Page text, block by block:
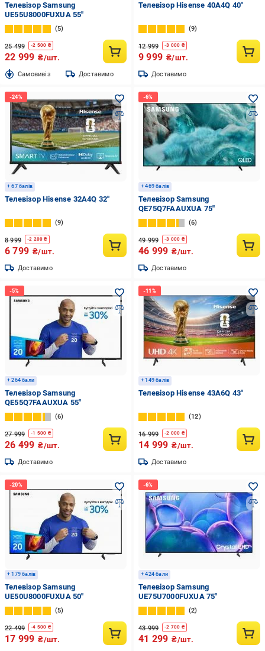
Телевізор Samsung
UE55U8000FUXUA 55″
5
25 499 -2 500 ₴
22 999 ₴/шт.
Cамовивіз Доставимо
Телевізор Hisense 40A4Q 40″
9
12 999 -3 000 ₴
9 999 ₴/шт.
Доставимо
+ 67 балів
Телевізор Hisense 32A4Q 32″
9
8 999 -2 200 ₴
6 799 ₴/шт.
Доставимо
+ 469 балів
Телевізор Samsung
QE75Q7FAAUXUA 75″
6
49 999 -3 000 ₴
46 999 ₴/шт.
Доставимо
+ 264 бали
Телевізор Samsung
QE55Q7FAAUXUA 55″
6
27 999 -1 500 ₴
26 499 ₴/шт.
Доставимо
+ 149 балів
Телевізор Hisense 43A6Q 43″
12
16 999 -2 000 ₴
14 999 ₴/шт.
Доставимо
+ 179 балів
Телевізор Samsung
UE50U8000FUXUA 50″
5
22 499 -4 500 ₴
17 999 ₴/шт.
+ 424 бали
Телевізор Samsung
UE75U7000FUXUA 75″
2
43 999 -2 700 ₴
41 299 ₴/шт.